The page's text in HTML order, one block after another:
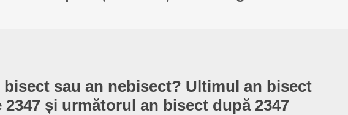
bisect sau an nebisect? Ultimul an bisect
2347 și următorul an bisect după 2347